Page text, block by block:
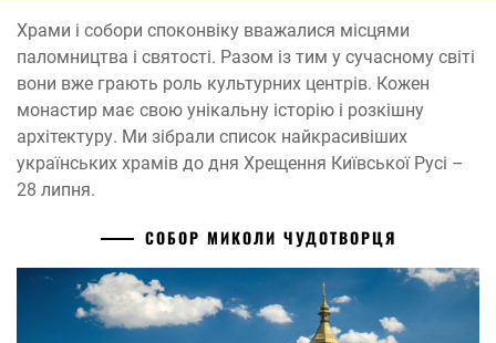
Храми і собори споконвіку вважалися місцями
паломництва і святості. Разом із тим у сучасному світі
вони вже грають роль культурних центрів. Кожен
монастир має свою унікальну історію і розкішну
архітектуру. Ми зібрали список найкрасивіших
українських храмів до дня Хрещення Київської Русі –
28 липня.
СОБОР МИКОЛИ ЧУДОТВОРЦЯ